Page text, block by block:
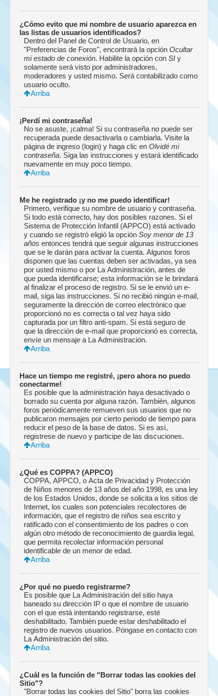
¿Cómo evito que mi nombre de usuario aparezca en
las listas de usuarios identificados?
Dentro del Panel de Control de Usuario, en
"Preferencias de Foros", encontrará la opción Ocultar
mi estado de conexión. Habilite la opción con SI y
solamente será visto por administradores,
moderadores y usted mismo. Será contabilizado como
usuario oculto.
Arriba
¡Perdí mi contraseña!
No se asuste, ¡calma! Si su contraseña no puede ser
recuperada puede desactivarla o cambiarla. Visite la
página de ingreso (login) y haga clic en Olvidé mi
contraseña. Siga las instrucciones y estará identificado
nuevamente en muy poco tiempo.
Arriba
Me he registrado ¡y no me puedo identificar!
Primero, verifique su nombre de usuario y contraseña.
Si todo está correcto, hay dos posibles razones. Si el
Sistema de Protección Infantil (APPCO) está activado
y cuando se registró eligió la opción Soy menor de 13
años entonces tendrá que seguir algunas instrucciones
que se le darán para activar la cuenta. Algunos foros
disponen que las cuentas deben ser activadas, ya sea
por usted mismo o por La Administración, antes de
que pueda identificarse; esta información se le brindará
al finalizar el proceso de registro. Si se le envió un e-
mail, siga las instrucciones. Si no recibió ningún e-mail,
seguramente la dirección de correo electrónico que
proporcionó no es correcta o tal vez haya sido
capturada por un filtro anti-spam. Si está seguro de
que la dirección de e-mail que proporcionó es correcta,
envíe un mensaje a La Administración.
Arriba
Hace un tiempo me registré, ¡pero ahora no puedo
conectarme!
Es posible que la administración haya desactivado o
borrado su cuenta por alguna razón. También, algunos
foros periódicamente remueven sus usuarios que no
publicaron mensajes por cierto periodo de tiempo para
reducir el peso de la base de datos. Si es así,
registrese de nuevo y participe de las discuciones.
Arriba
¿Qué es COPPA? (APPCO)
COPPA, APPCO, o Acta de Privacidad y Protección
de Niños menores de 13 años del año 1998, es una ley
de los Estados Unidos, donde se solicita a los sitios de
Internet, los cuales son potenciales recolectores de
información, que el registro de niños sea escrito y
ratificado con el consentimiento de los padres o con
algún otro método de reconocimiento de guardia legal,
que permita recolectar información personal
identificable de un menor de edad.
Arriba
¿Por qué no puedo registrarme?
Es posible que La Administración del sitio haya
baneado su dirección IP o que el nombre de usuario
con el que está intentando registrarse, esté
deshabilitado. También puede estar deshabilitado el
registro de nuevos usuarios. Póngase en contacto con
La Administración del sitio.
Arriba
¿Cuál es la función de "Borrar todas las cookies del
Sitio"?
"Borrar todas las cookies del Sitio" borra las cookies